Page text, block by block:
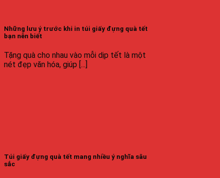
Những lưu ý trước khi in túi giấy đựng quà tết
bạn nên biết
Tặng quà cho nhau vào mỗi dịp tết là một
nét đẹp văn hóa, giúp [...]
Túi giấy đựng quà tết mang nhiều ý nghĩa sâu
sắc